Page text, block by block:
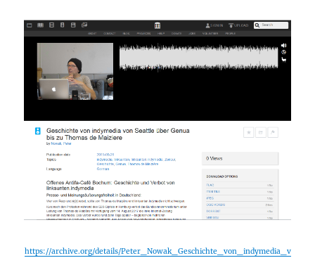
https://archive.org/details/Peter_Nowak_Geschichte_von_indymedia_v